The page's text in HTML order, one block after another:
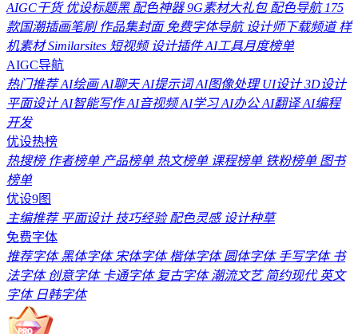
AIGC干货优设标题黑配色神器9G素材大礼包配色导航175
款国潮插画笔刷作品集封面免费字体导航设计师下载频道样
机素材Similarsites 短视频设计插件AI工具月度榜单
AIGC导航
热门推荐AI绘画AI聊天AI提示词AI图像处理UI设计3D设计
平面设计AI智能写作AI音视频AI学习AI办公AI翻译AI编程
开发
优设热榜
热搜榜作者榜单产品榜单热文榜单课程榜单铁粉榜单图书
榜单
优设9图
主编推荐平面设计技巧经验配色灵感设计种草
免费字体
推荐字体黑体字体宋体字体楷体字体圆体字体手写字体书
法字体创意字体卡通字体复古字体潮流文艺简约现代英文
字体日韩字体